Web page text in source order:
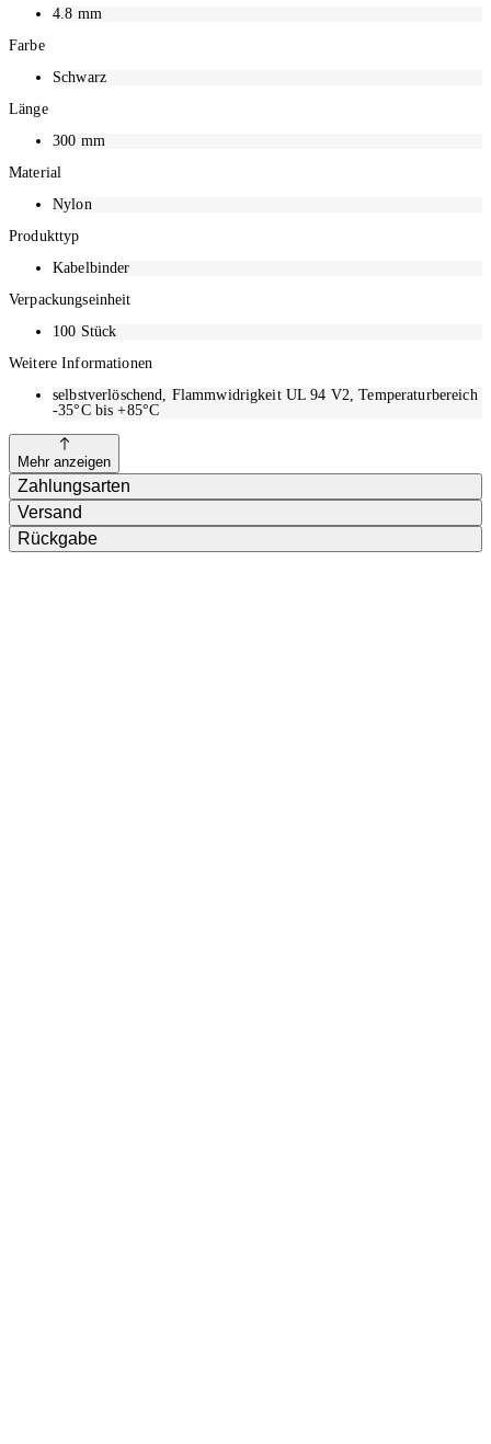
4.8 mm
Farbe
Schwarz
Länge
300 mm
Material
Nylon
Produkttyp
Kabelbinder
Verpackungseinheit
100 Stück
Weitere Informationen
selbstverlöschend, Flammwidrigkeit UL 94 V2, Temperaturbereich
-35°C bis +85°C
Mehr anzeigen
Zahlungsarten
Versand
Rückgabe